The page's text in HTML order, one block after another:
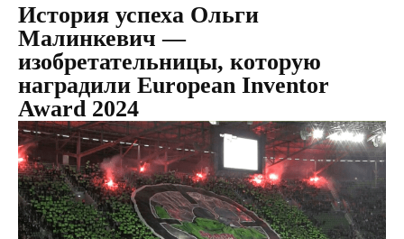
История успеха Ольги
Малинкевич —
изобретательницы, которую
наградили European Inventor
Award 2024